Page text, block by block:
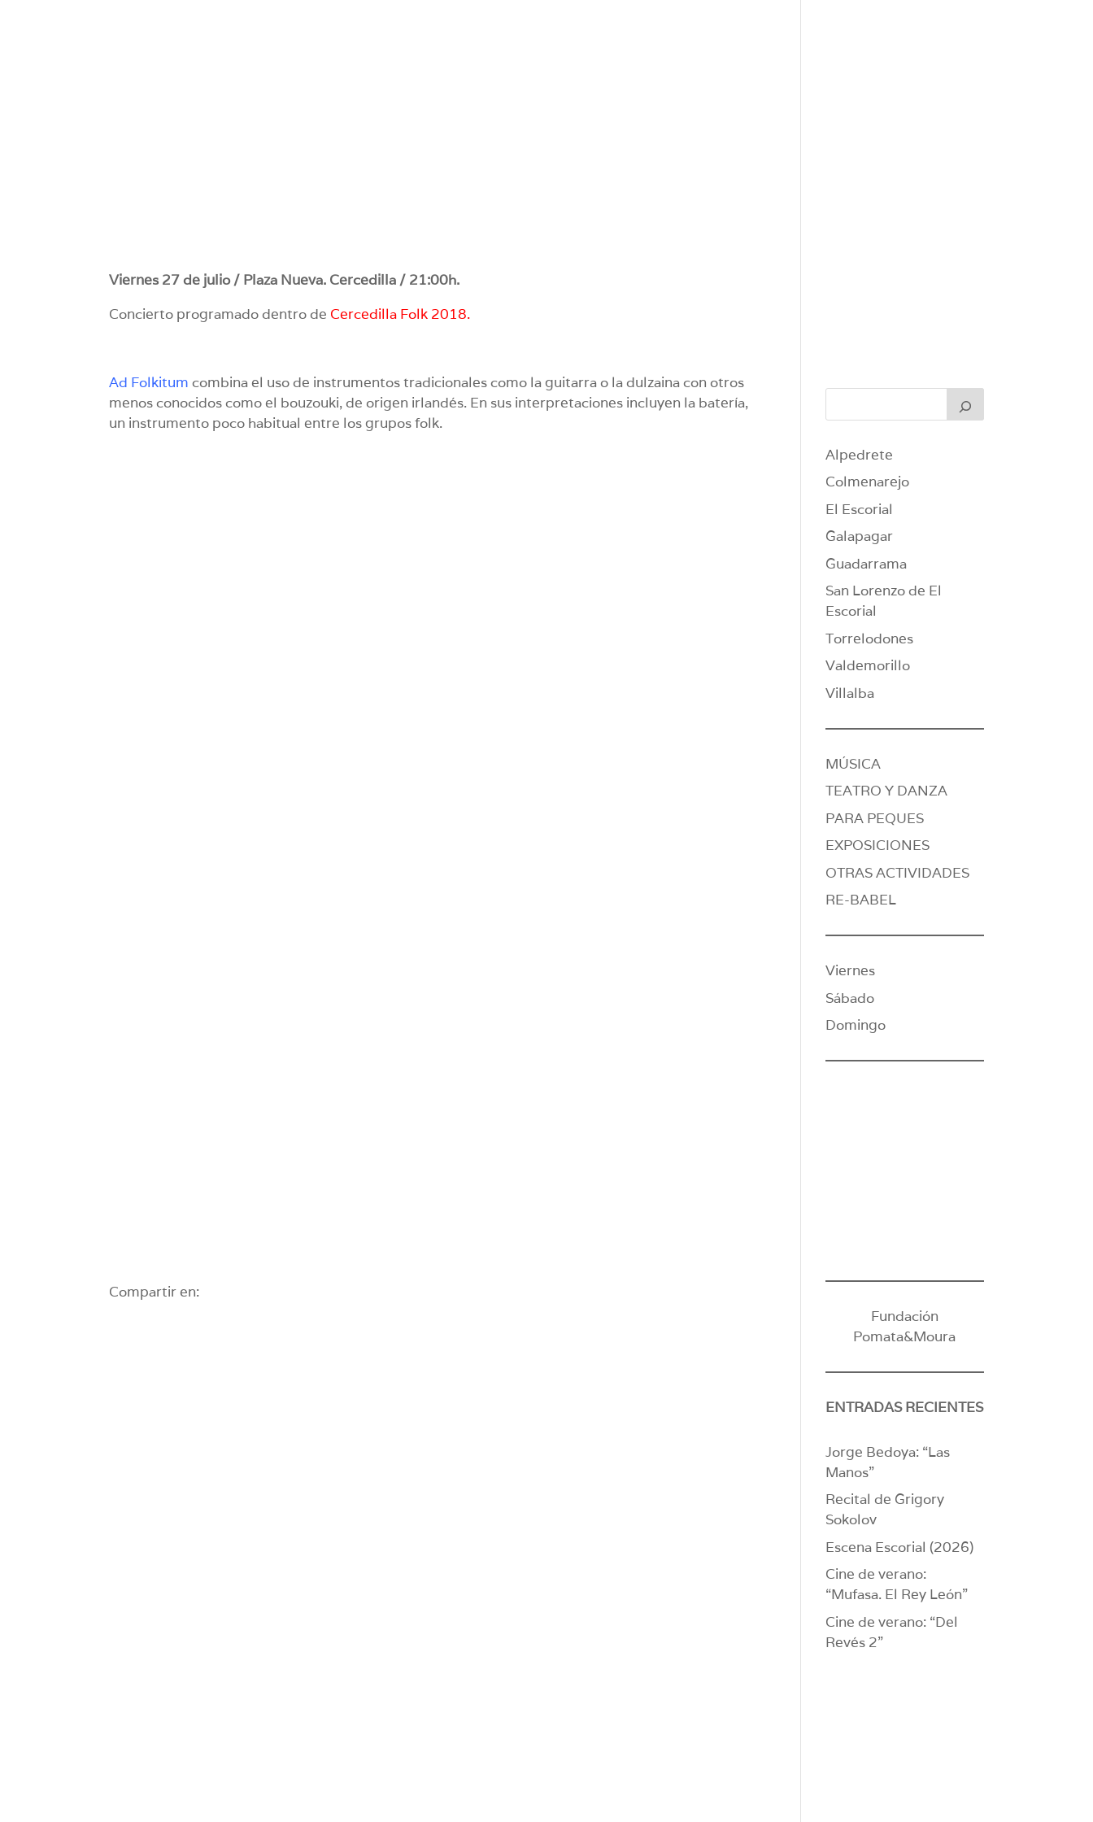
Viernes 27 de julio / Plaza Nueva. Cercedilla / 21:00h.
Concierto programado dentro de Cercedilla Folk 2018.
Ad Folkitum combina el uso de instrumentos tradicionales como la guitarra o la dulzaina con otros
menos conocidos como el bouzouki, de origen irlandés. En sus interpretaciones incluyen la batería,
un instrumento poco habitual entre los grupos folk.
Compartir en:
Alpedrete
Colmenarejo
El Escorial
Galapagar
Guadarrama
San Lorenzo de El
Escorial
Torrelodones
Valdemorillo
Villalba
MÚSICA
TEATRO Y DANZA
PARA PEQUES
EXPOSICIONES
OTRAS ACTIVIDADES
RE-BABEL
Viernes
Sábado
Domingo
Fundación
Pomata&Moura
ENTRADAS RECIENTES
Jorge Bedoya: “Las
Manos”
Recital de Grigory
Sokolov
Escena Escorial (2026)
Cine de verano:
“Mufasa. El Rey León”
Cine de verano: “Del
Revés 2”